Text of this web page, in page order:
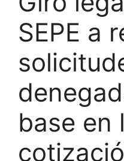
SEPE a
base en